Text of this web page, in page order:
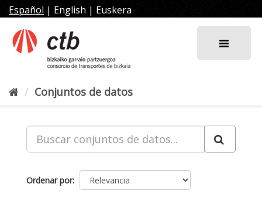
al
contenido
Español | English | Euskera
Conjuntos de datos
Ordenar por